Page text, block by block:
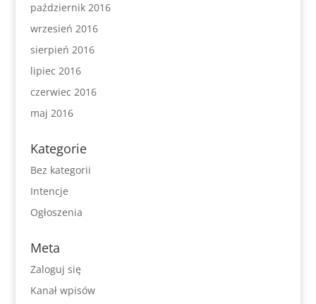
październik 2016
wrzesień 2016
sierpień 2016
lipiec 2016
czerwiec 2016
maj 2016
Kategorie
Bez kategorii
Intencje
Ogłoszenia
Meta
Zaloguj się
Kanał wpisów